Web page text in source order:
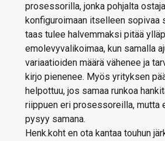
prosessorilla, jonka pohjalta
konfiguroimaan itselleen sopivaa
taas tulee halvemmaksi pitää
emolevyvalikoimaa, kun samalla
variaatioiden määrä vähenee ja
kirjo pienenee. Myös yrityksen
helpottuu, jos samaa runkoa
riippuen eri prosessoreilla, mutta
pysyy samana.
Henk.koht en ota kantaa touhun